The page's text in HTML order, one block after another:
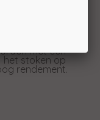
mogelijk
met een
het stoken op
rendement.